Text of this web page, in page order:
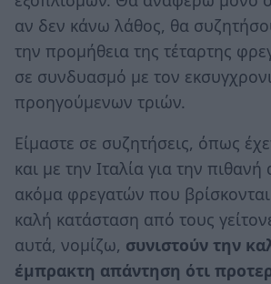
αν δεν κάνω λάθος, θα
την προμήθεια της τέταρτης
σε συνδυασμό με τον
προηγούμενων τριών.
Είμαστε σε συζητήσεις, όπως
και με την Ιταλία για την
ακόμα φρεγατών που βρίσκονται
καλή κατάσταση από τους
αυτά, νομίζω, συνιστούν την
έμπρακτη απάντηση ότι